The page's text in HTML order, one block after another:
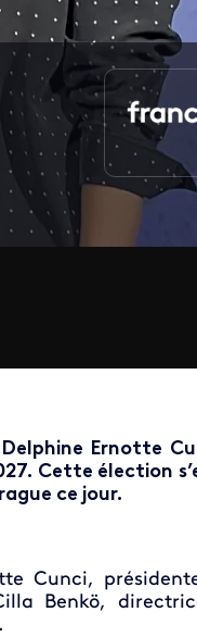
Ernotte
Cette élection
ce jour.
Cunci,
Benkö,